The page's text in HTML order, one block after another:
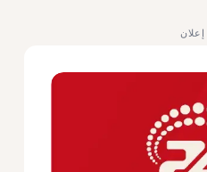
إعلان